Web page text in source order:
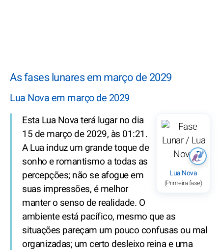
As fases lunares em março de 2029
Lua Nova em março de 2029
Lua Nova
(Primeira fase)
Esta Lua Nova terá lugar no dia
15 de março de 2029, às 01:21.
A Lua induz um grande toque de
sonho e romantismo a todas as
percepções; não se afogue em
suas impressões, é melhor
manter o senso de realidade. O
ambiente está pacífico, mesmo que as
situações pareçam um pouco confusas ou mal
organizadas; um certo desleixo reina e uma